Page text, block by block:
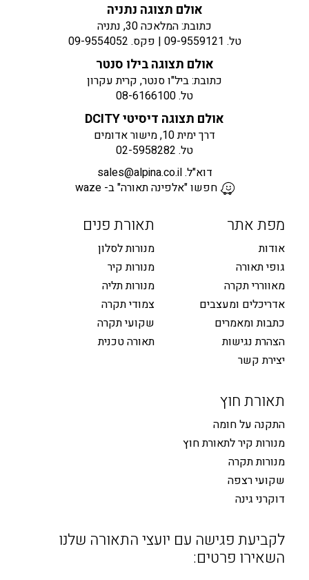
אולם תצוגה נתניה
כתובת: המלאכה 30, נתניה
טל. 09-9559121 | פקס. 09-9554052
אולם תצוגה בילו סנטר
כתובת: ביל"ו סנטר, קרית עקרון
טל.08-6166100
אולם תצוגה דיסיטי DCITY
דרך ימית 10, מישור אדומים
טל. 02-5958282
דוא"ל.sales@alpina.co.il
חפשו "אלפינה תאורה" ב- waze
מפת אתר
אודות
גופי תאורה
מאווררי תקרה
אדריכלים ומעצבים
כתבות ומאמרים
הצהרת נגישות
יצירת קשר
תאורת פנים
מנורות לסלון
מנורות קיר
מנורות תליה
צמודי תקרה
שקועי תקרה
תאורה טכנית
תאורת חוץ
התקנה על חומה
מנורות קיר לתאורת חוץ
מנורות תקרה
שקועי רצפה
דוקרני גינה
לקביעת פגישה עם יועצי התאורה שלנו
השאירו פרטים: